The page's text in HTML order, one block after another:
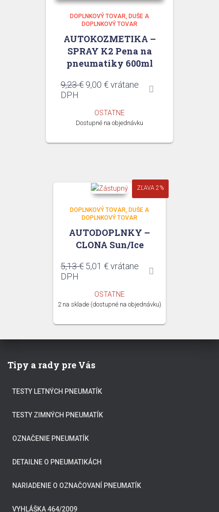
DOPLNKOVÝ TOVAR DUŠE A
DOPLNKOVÝ TOVAR
AUTOKOZMETIKA –
SPRAY K2 Pena na
pneumatiky 600ml
9,23€ Pôvodná
9,23 €.
9,00 €Aktuálna
9,00 €.
vrátane
DPH
OSTATNE
Dostupné na objednávku
ZĽAVA 2%
DOPLNKOVÝ TOVAR DUŠE A
DOPLNKOVÝ TOVAR
AUTODOPLNKY –
CLONA Sun/Ice
5,13€ Pôvodná
5,13 €.
5,01 €Aktuálna
5,01 €.
vrátane
DPH
OSTATNE
2 na sklade (dostupné na objednávku)
Tipy a rady pre Vás
TESTY LETNÝCH PNEUMATÍK
TESTY ZIMNÝCH PNEUMATÍK
OZNAČENIE PNEUMATÍK
DETAILNE O PNEUMATIKÁCH
NARIADENIE O OZNAČOVANÍ PNEUMATÍK
VYHLÁŠKA 464/2009